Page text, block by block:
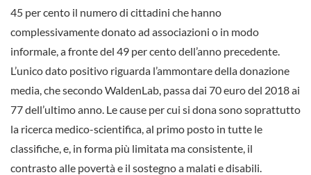
45 per cento il numero di cittadini che hanno
complessivamente donato ad associazioni o in modo
informale, a fronte del 49 per cento dell’anno precedente.
L’unico dato positivo riguarda l’ammontare della donazione
media, che secondo WaldenLab, passa dai 70 euro del 2018 ai
77 dell’ultimo anno. Le cause per cui si dona sono soprattutto
la ricerca medico-scientifica, al primo posto in tutte le
classifiche, e, in forma più limitata ma consistente, il
contrasto alle povertà e il sostegno a malati e disabili.